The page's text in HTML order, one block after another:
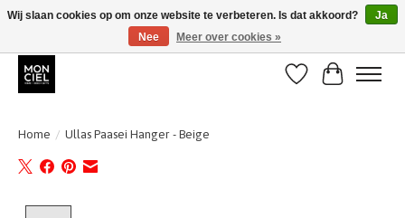
BE + NL : GRATIS VERZENDING van 31/07 t;e.m. 17/8
Verlanglijst
Home / Ullas Paasei Hanger - Beige
Wij slaan cookies op om onze website te verbeteren. Is dat akkoord?
Ja
Nee
Meer over cookies »